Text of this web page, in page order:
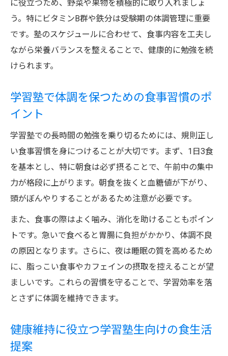
に役立つため、野菜や果物を積極的に取り入れましょ
う。特にビタミンB群や鉄分は受験期の体調管理に重要
です。塾のスケジュールに合わせて、食事内容を工夫し
ながら栄養バランスを整えることで、健康的に勉強を続
けられます。
学習塾で体調を保つための食事習慣のポ
イント
学習塾での長時間の勉強を乗り切るためには、規則正し
い食事習慣を身につけることが大切です。まず、1日3食
を基本とし、特に朝食は必ず摂ることで、午前中の集中
力が格段に上がります。朝食を抜くと血糖値が下がり、
頭がぼんやりすることがあるため注意が必要です。
また、食事の際はよく噛み、消化を助けることもポイン
トです。急いで食べると胃腸に負担がかかり、体調不良
の原因となります。さらに、夜は睡眠の質を高めるため
に、脂っこい食事やカフェインの摂取を控えることが望
ましいです。これらの習慣を守ることで、学習効率を落
とさずに体調を維持できます。
健康維持に役立つ学習塾生向けの食生活
提案